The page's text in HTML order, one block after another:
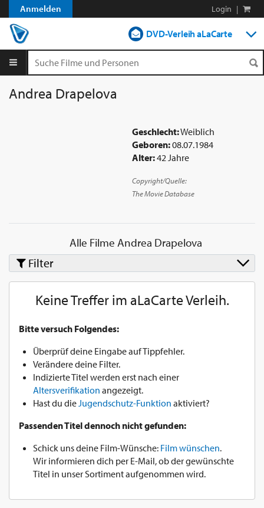
Anmelden Login |
DVD-Verleih aLaCarte
Geschlecht:Weiblich
Geboren:08.07.1984
Alter:42 Jahre
Copyright/Quelle:
The Movie Database
Andrea Drapelova
Alle Filme Andrea Drapelova
Keine Treffer im aLaCarte Verleih.
Bitte versuch Folgendes:
Überprüf deine Eingabe auf Tippfehler.
Verändere deine Filter.
Indizierte Titel werden erst nach einer
Altersverifikation angezeigt.
Hast du dieJugendschutz-Funktion aktiviert?
Passenden Titel dennoch nicht gefunden:
Schick uns deine Film-Wünsche: Film wünschen.
Wir informieren dich per E-Mail, ob der gewünschte
Titel in unser Sortiment aufgenommen wird.
Filter